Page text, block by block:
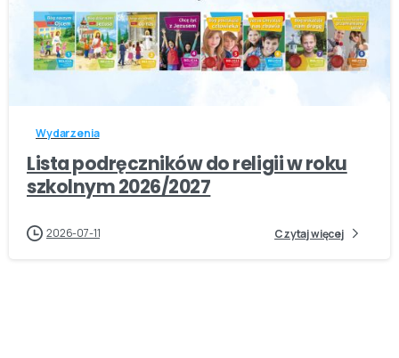
-
Wydarzenia
Lista podręczników do religii w roku
szkolnym 2026/2027
2026-07-11 Czytaj więcej